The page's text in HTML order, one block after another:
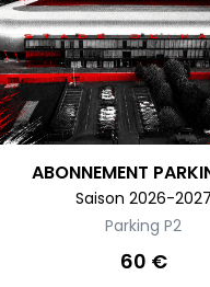
ABONNEMENT
Saison 2026-2027
Parking P2
60 €